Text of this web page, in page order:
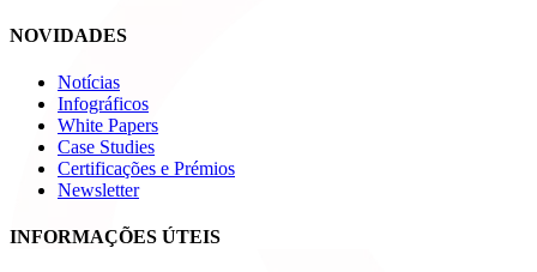
NOVIDADES
Notícias
Infográficos
White Papers
Case Studies
Certificações e Prémios
Newsletter
INFORMAÇÕES ÚTEIS